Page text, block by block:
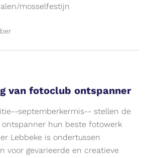
mosselfestijn
van fotoclub ontspanner
septemberkermis-- stellen de
hun beste fotowerk
Lebbeke is ondertussen
voor gevarieerde en creatieve